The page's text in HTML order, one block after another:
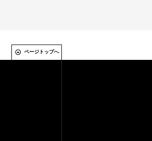
ページトップへ